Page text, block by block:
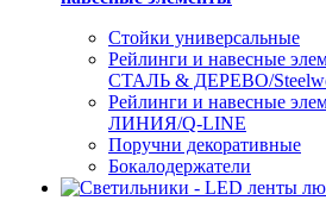
Стойки универсальные
Рейлинги и навесные
СТАЛЬ & ДЕРЕВО/
Рейлинги и навесные
ЛИНИЯ/Q-LINE
Поручни декоративные
Бокалодержатели